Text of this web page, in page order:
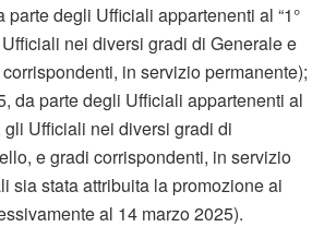
parte degli Ufficiali appartenenti al “1°
nei diversi gradi di Generale e
in servizio permanente);
da parte degli Ufficiali appartenenti al
gli Ufficiali nei diversi gradi di
e gradi corrispondenti, in servizio
sia stata attribuita la promozione ai
al 14 marzo 2025).